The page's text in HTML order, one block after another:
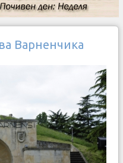
Варненчика